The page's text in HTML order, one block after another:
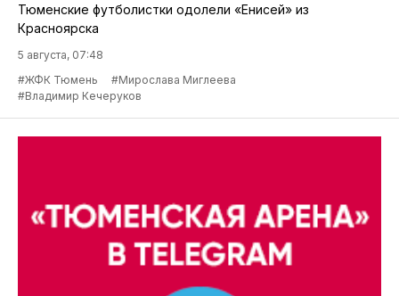
Тюменские футболистки одолели «Енисей» из
Красноярска
5 августа, 07:48
#ЖФК Тюмень
#Мирослава Миглеева
#Владимир Кечеруков